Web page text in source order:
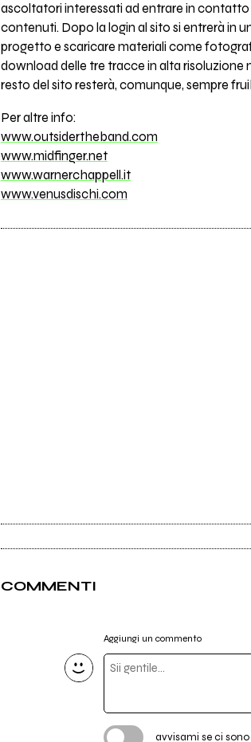
ascoltatori interessati ad entrare in
contenuti. Dopo la login al sito si entrerà in
progetto e scaricare materiali come
download delle tre tracce in alta risoluzione
resto del sito resterà, comunque, sempre
Per altre info:
www.outsidertheband.com
www.midfinger.net
www.warnerchappell.it
www.venusdischi.com
COMMENTI
Aggiungi un commento
avvisami se ci